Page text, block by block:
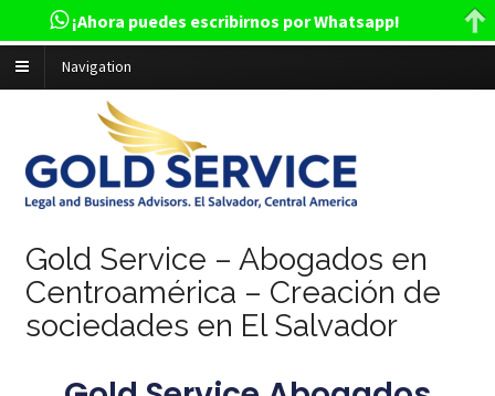
Navigation
Gold Service – Abogados en
Centroamérica – Creación de
sociedades en El Salvador
¡Ahora puedes escribirnos por Whatsapp!